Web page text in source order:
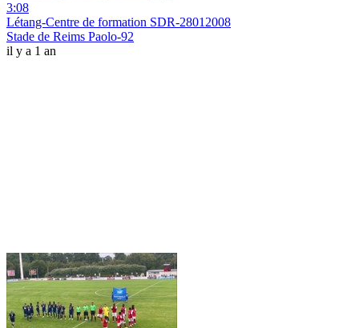
3:08
Létang-Centre de formation SDR-28012008
Stade de Reims Paolo-92
il y a 1 an